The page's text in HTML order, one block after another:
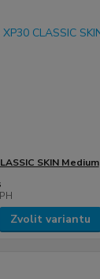
SKIN Medium
Zvolit variantu